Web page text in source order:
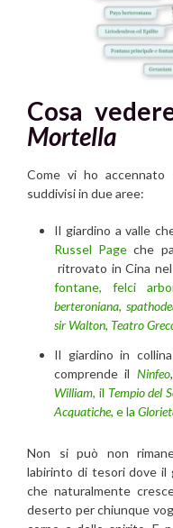
Cosa
Mortella
Come vi ho accennato
suddivisi in due aree:
Il giardino a valle
Russel Page che
ritrovato in Cina
fontane, felci
berteroniana,
sir Walton, Teatro
Il giardino in
comprende il Ninfeo,
William, il Tempio del
Acquatiche, e la
Non si può non
labirinto di tesori dove il
che naturalmente
deserto per chiunque